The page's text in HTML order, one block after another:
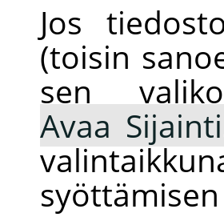
Jos
(toisin
sen
Avaa